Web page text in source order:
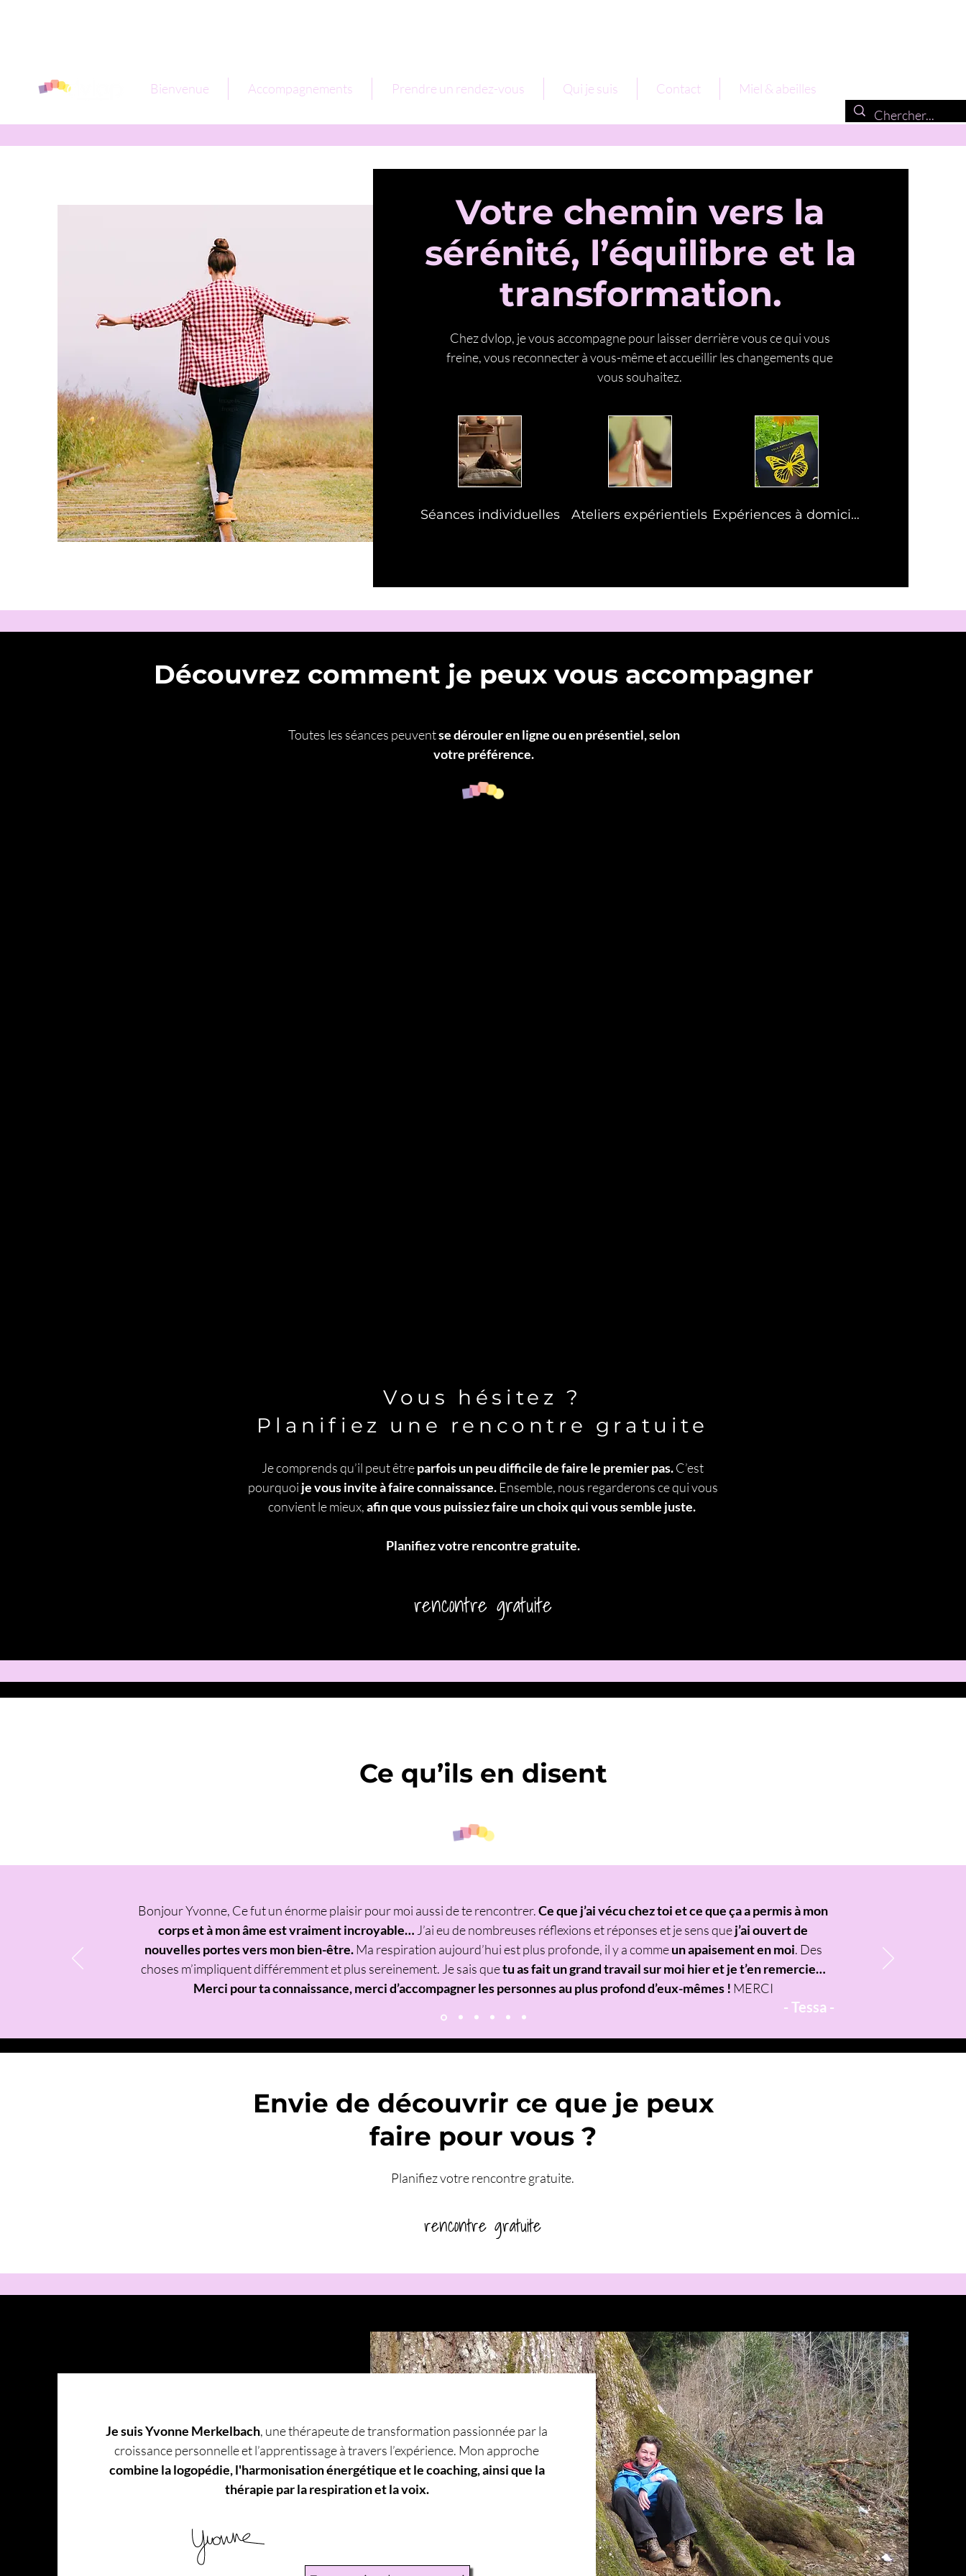
Bienvenue Accompagnements Prendre un rendez-vous Qui je suis Contact Miel & abeilles
Votre chemin vers la
sérénité, l’équilibre et la
transformation.
Chez dvlop, je vous accompagne pour laisser derrière vous ce qui vous
freine, vous reconnecter à vous-même et accueillir les changements que
vous souhaitez.
Séances individuelles Ateliers expérientiels Expériences à domicile
Découvrez comment je peux vous accompagner
Toutes les séances peuventse dérouler en ligne ou en présentiel, selon
votre préférence.
Vous hésitez ?
Planifiez une rencontre gratuite
Je comprends qu’il peut êtreparfois un peu difficile de faire le premier pas.C’est
pourquoi je vous invite à faire connaissance.Ensemble, nous regarderons ce qui vous
convient le mieux,afin que vous puissiez faire un choix qui vous semble juste.
Planifiez votre rencontre gratuite.
rencontre gratuite
Ce qu’ils en disent
Bonjour Yvonne, Ce fut un énorme plaisir pour moi aussi de te rencontrer.Ce que j’ai vécu chez toi et ce que ça a permis à mon
corps et à mon âme est vraiment incroyable… J’ai eu de nombreuses réflexions et réponses et je sens quej’ai ouvert de
nouvelles portes vers mon bien-être.Ma respiration aujourd’hui est plus profonde, il y a commeun apaisement en moi. Des
choses m’impliquent différemment et plus sereinement. Je sais quetu as fait un grand travail sur moi hier et je t’en remercie…
Merci pour ta connaissance, merci d’accompagner les personnes au plus profond d’eux-mêmes ! MERCI
- Tessa -
Envie de découvrir ce que je peux
faire pour vous ?
Planifiez votre rencontre gratuite.
rencontre gratuite
Je suis Yvonne Merkelbach, une thérapeute de transformation passionnée par la
croissance personnelle et l’apprentissage à travers l’expérience. Mon approche
combine la logopédie, l'harmonisation énergétique et le coaching, ainsi que la
thérapie par la respiration et la voix.